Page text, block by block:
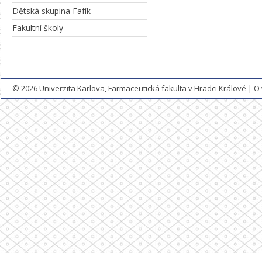
Dětská skupina Fafík
Fakultní školy
© 2026Univerzita Karlova, Farmaceutická fakulta v Hradci Králové |